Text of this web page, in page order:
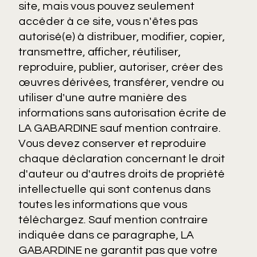
site, mais vous pouvez seulement
accéder à ce site, vous n'êtes pas
autorisé(e) à distribuer, modifier, copier,
transmettre, afficher, réutiliser,
reproduire, publier, autoriser, créer des
œuvres dérivées, transférer, vendre ou
utiliser d'une autre manière des
informations sans autorisation écrite de
LA GABARDINE sauf mention contraire.
Vous devez conserver et reproduire
chaque déclaration concernant le droit
d'auteur ou d'autres droits de propriété
intellectuelle qui sont contenus dans
toutes les informations que vous
téléchargez. Sauf mention contraire
indiquée dans ce paragraphe, LA
GABARDINE ne garantit pas que votre